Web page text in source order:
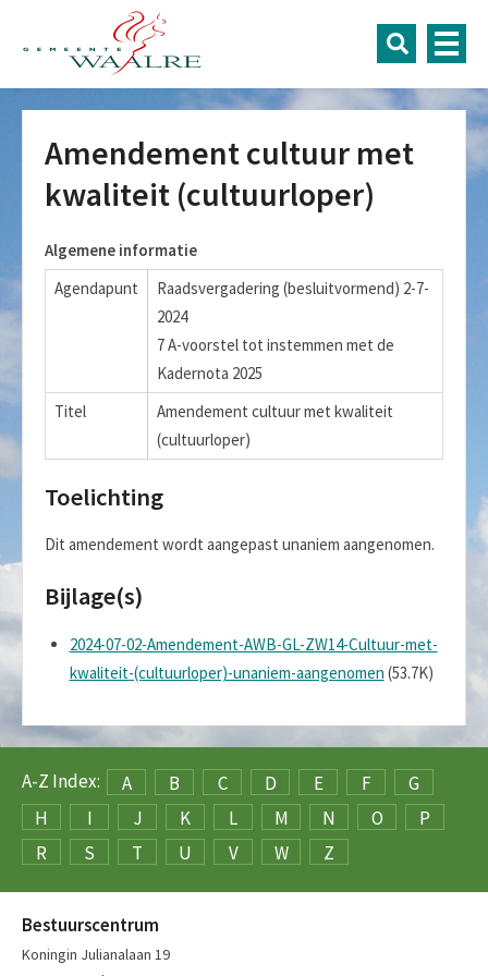
Amendement cultuur met
kwaliteit (cultuurloper)
Algemene informatie
Agendapunt
Raadsvergadering (besluitvormend) 2-7-
2024
7 A-voorstel tot instemmen met de
Kadernota 2025
Titel
Amendement cultuur met kwaliteit
(cultuurloper)
Toelichting
Dit amendement wordt aangepast unaniem aangenomen.
Bijlage(s)
2024-07-02-Amendement-AWB-GL-ZW14-Cultuur-met-
kwaliteit-(cultuurloper)-unaniem-aangenomen (53.7K)
A-Z Index: A B C D E F
G
H
I J K L M N O
P
R
S T U V W Z
Bestuurscentrum
Koningin Julianalaan 19